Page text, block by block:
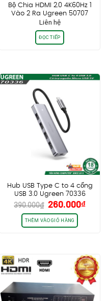
Bộ Chia HDMI 2.0 4K60Hz 1
Vào 2 Ra Ugreen 50707
Liên hệ
ĐỌC TIẾP
Hub USB Type C to 4 cổng
USB 3.0 Ugreen 70336
CM219 (NEW)
390.000₫ Giá
gốc
là:
390.000₫.
260.000₫Giá
THÊM VÀO GIỎ HÀNG